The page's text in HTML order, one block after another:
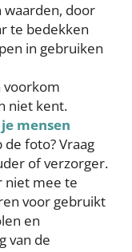
waarden, door
te bedekken
in gebruiken
voorkom
niet kent.
mensen
foto? Vraag
of verzorger.
niet mee te
voor gebruikt
en
van de